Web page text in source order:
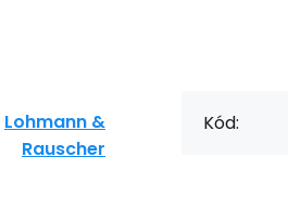
Lohmann &
Rauscher
Kód: